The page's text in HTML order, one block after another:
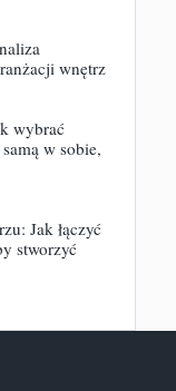
wnętrz
wybrać
w sobie,
Jak łączyć
stworzyć